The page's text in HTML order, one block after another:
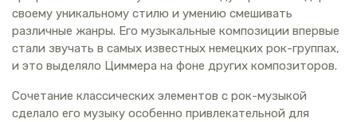
своему уникальному стилю и умению смешивать
различные жанры. Его музыкальные композиции впервые
стали звучать в самых известных немецких рок-группах,
и это выделяло Циммера на фоне других композиторов.
Сочетание классических элементов с рок-музыкой
сделало его музыку особенно привлекательной для